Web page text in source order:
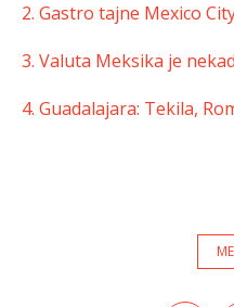
2. Gastro tajne Mexico
3. Valuta Meksika je
4. Guadalajara: Tekila,